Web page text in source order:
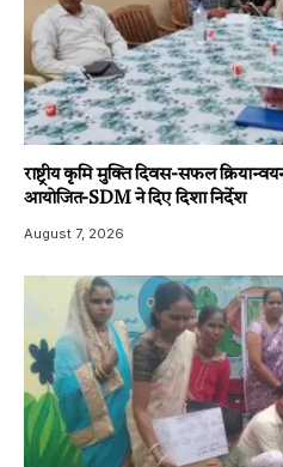
राष्ट्रीय कृमि मुक्ति दिवस-सफल
आयोजित-SDM ने दिए दिशा निर्देश
August 7, 2026